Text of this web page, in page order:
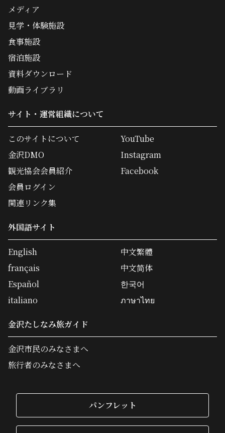
メディア
見学・体験施設
食事施設
宿泊施設
資料ダウンロード
動画ライブラリ
サイト・運営組織について
このサイトについて
金沢DMO
観光協会会員紹介
会員ログイン
関連リンク集
YouTube
Instagram
Facebook
外国語サイト
English
français
Español
italiano
中文繁體
中文简体
한국어
ภาษาไทย
金沢たしなみ旅ガイド
金沢市民のみなさまへ
旅行者のみなさまへ
パンフレット